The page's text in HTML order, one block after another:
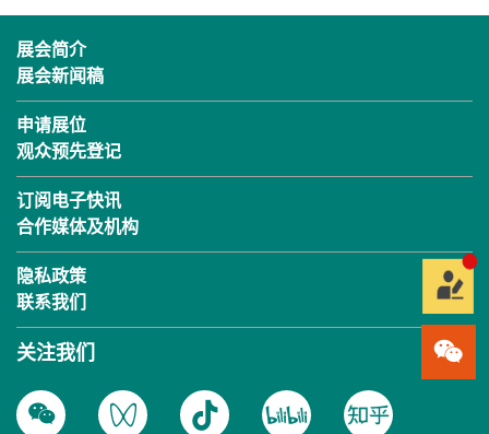
展会简介
展会新闻稿
申请展位
观众预先登记
订阅电子快讯
合作媒体及机构
隐私政策
联系我们
关注我们